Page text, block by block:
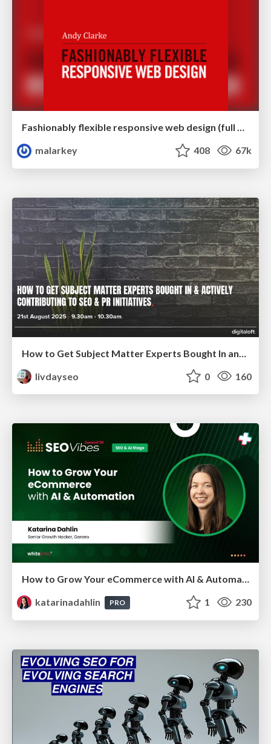
Fashionably flexible responsive web design (full day workshop)
malarkey
408 67k
livdayseo
0 160
How to Grow Your eCommerce with AI & Automation
katarinadahlin
PRO 1 230